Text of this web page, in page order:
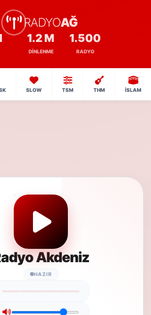
RADYOAĞ
1.2 M
DINLENME
1.500
RADYO
SLOW TSM THM İSLAM
Akdeniz
HAZIR